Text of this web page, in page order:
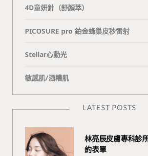
4D童妍針（舒顏萃）
PICOSURE pro 鉑金蜂巢皮秒雷射
Stellar心動光
敏感肌/酒糟肌
LATEST POSTS
林亮辰皮膚專科診
約表單